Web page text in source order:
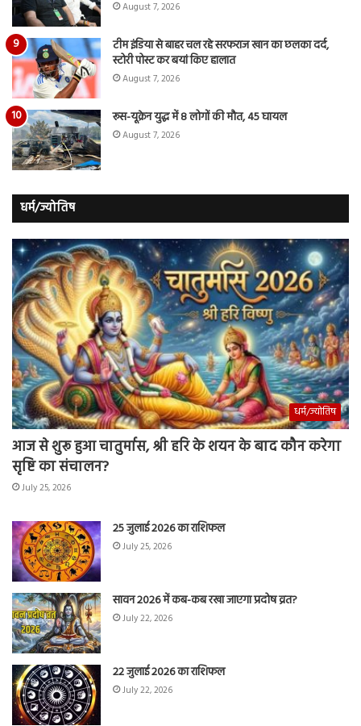
August 7, 2026
टीम इंडिया से बाहर चल रहे सरफराज खान का छलका दर्द,
स्टोरी पोस्ट कर बयां किए हालात
August 7, 2026
रूस-यूक्रेन युद्ध में 8 लोगों की मौत, 45 घायल
August 7, 2026
धर्म/ज्योतिष
धर्म/ज्योतिष
आज से शुरू हुआ चातुर्मास, श्री हरि के शयन के बाद कौन करेगा
सृष्टि का संचालन?
July 25, 2026
25 जुलाई 2026 का राशिफल
July 25, 2026
सावन 2026 में कब-कब रखा जाएगा प्रदोष व्रत?
July 22, 2026
22 जुलाई 2026 का राशिफल
July 22, 2026